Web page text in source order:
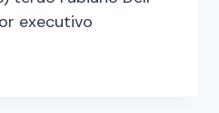
executivo